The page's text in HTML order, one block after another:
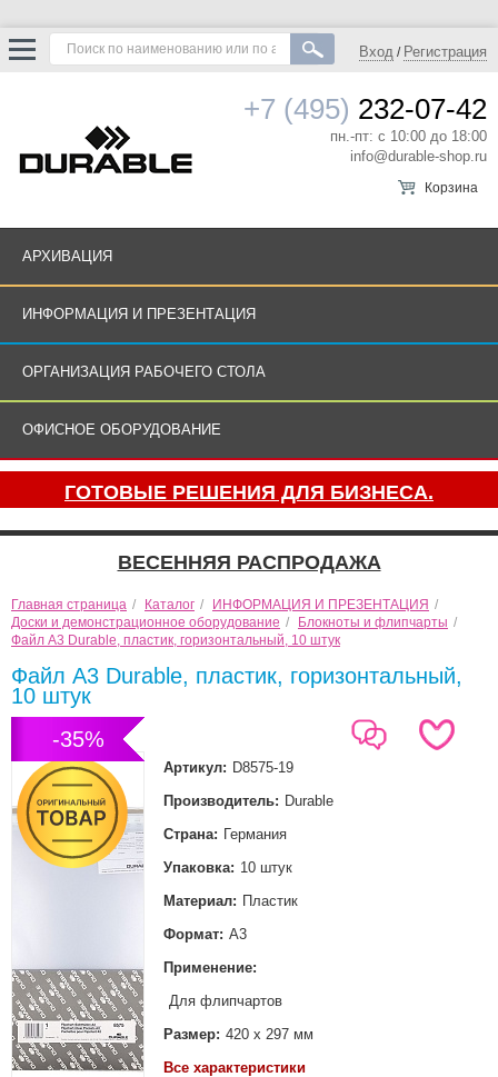
Вход / Регистрация
+7 (495) 232-07-42
пн.-пт: с 10:00 до 18:00
info@durable-shop.ru
Корзина
АРХИВАЦИЯ
ИНФОРМАЦИЯ И ПРЕЗЕНТАЦИЯ
ОРГАНИЗАЦИЯ РАБОЧЕГО СТОЛА
ОФИСНОЕ ОБОРУДОВАНИЕ
ГОТОВЫЕ РЕШЕНИЯ ДЛЯ БИЗНЕСА.
ВЕСЕННЯЯ РАСПРОДАЖА
Главная страница / Каталог / ИНФОРМАЦИЯ И ПРЕЗЕНТАЦИЯ /
Доски и демонстрационное оборудование / Блокноты и флипчарты /
Файл А3 Durable, пластик, горизонтальный, 10 штук
Файл А3 Durable, пластик, горизонтальный,
10 штук
-35%
Артикул: D8575-19
Производитель: Durable
Страна: Германия
Упаковка: 10 штук
Материал: Пластик
Формат: А3
Применение:
Для флипчартов
Размер: 420 x 297 мм
Все характеристики